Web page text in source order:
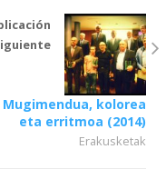
Mugimendua, kolorea
eta erritmoa (2014)
Erakusketak